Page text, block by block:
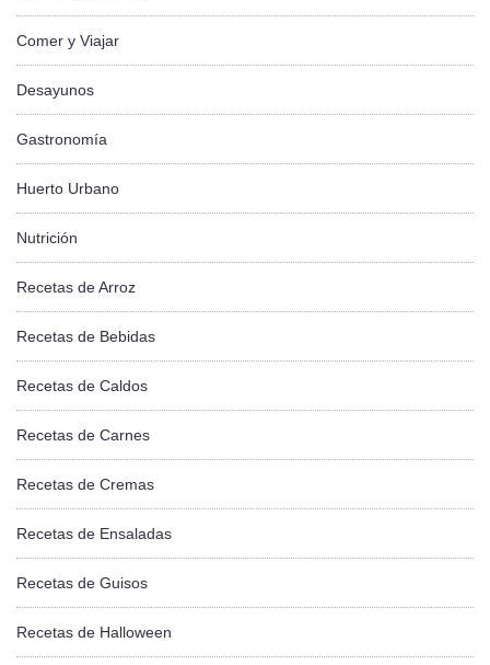
Comer y Viajar
Desayunos
Gastronomía
Huerto Urbano
Nutrición
Recetas de Arroz
Recetas de Bebidas
Recetas de Caldos
Recetas de Carnes
Recetas de Cremas
Recetas de Ensaladas
Recetas de Guisos
Recetas de Halloween